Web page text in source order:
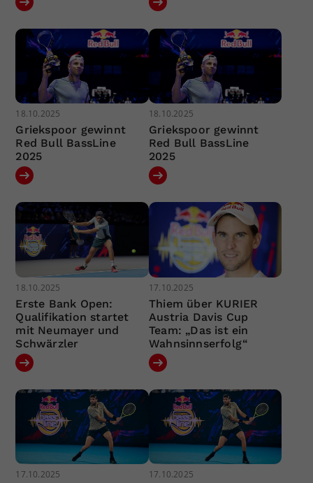
18.10.2025
Griekspoor gewinnt
Red Bull BassLine
2025
18.10.2025
Griekspoor gewinnt
Red Bull BassLine
2025
18.10.2025
Erste Bank Open:
Qualifikation startet
mit Neumayer und
Schwärzler
17.10.2025
Thiem über KURIER
Austria Davis Cup
Team: „Das ist ein
Wahnsinnserfolg“
17.10.2025 17.10.2025